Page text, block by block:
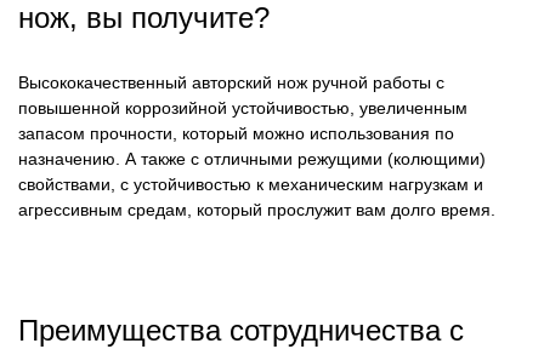
нож, вы получите?
Высококачественный авторский нож ручной работы с
повышенной коррозийной устойчивостью, увеличенным
запасом прочности, который можно использования по
назначению. А также с отличными режущими (колющими)
свойствами, с устойчивостью к механическим нагрузкам и
агрессивным средам, который прослужит вам долго время.
Преимущества сотрудничества с